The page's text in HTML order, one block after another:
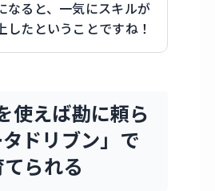
なると、一気にスキルが
したということですね！
使えば勘に頼ら
ドリブン」で
られる